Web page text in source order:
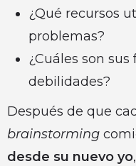
¿Qué recursos
problemas?
¿Cuáles son
debilidades?
Después de que
brainstorming
desde su nuevo yo